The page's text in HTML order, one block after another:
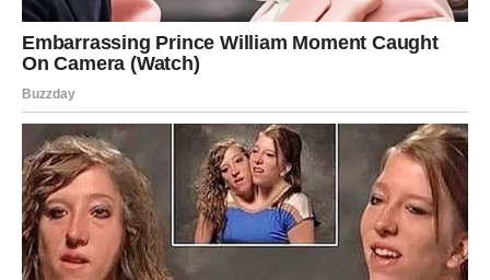
OČEKUJETE
Strelčevi mogu doživjeti iznenađenje koje će im
promijeniti pogled na ljubav. Susret koji dolazi može
djelovati slučajno, ali nosi dublju poruku.
Ovo su dani kada se srce ponovo budi.
JARAC – ISTINA KOJA DONOSI